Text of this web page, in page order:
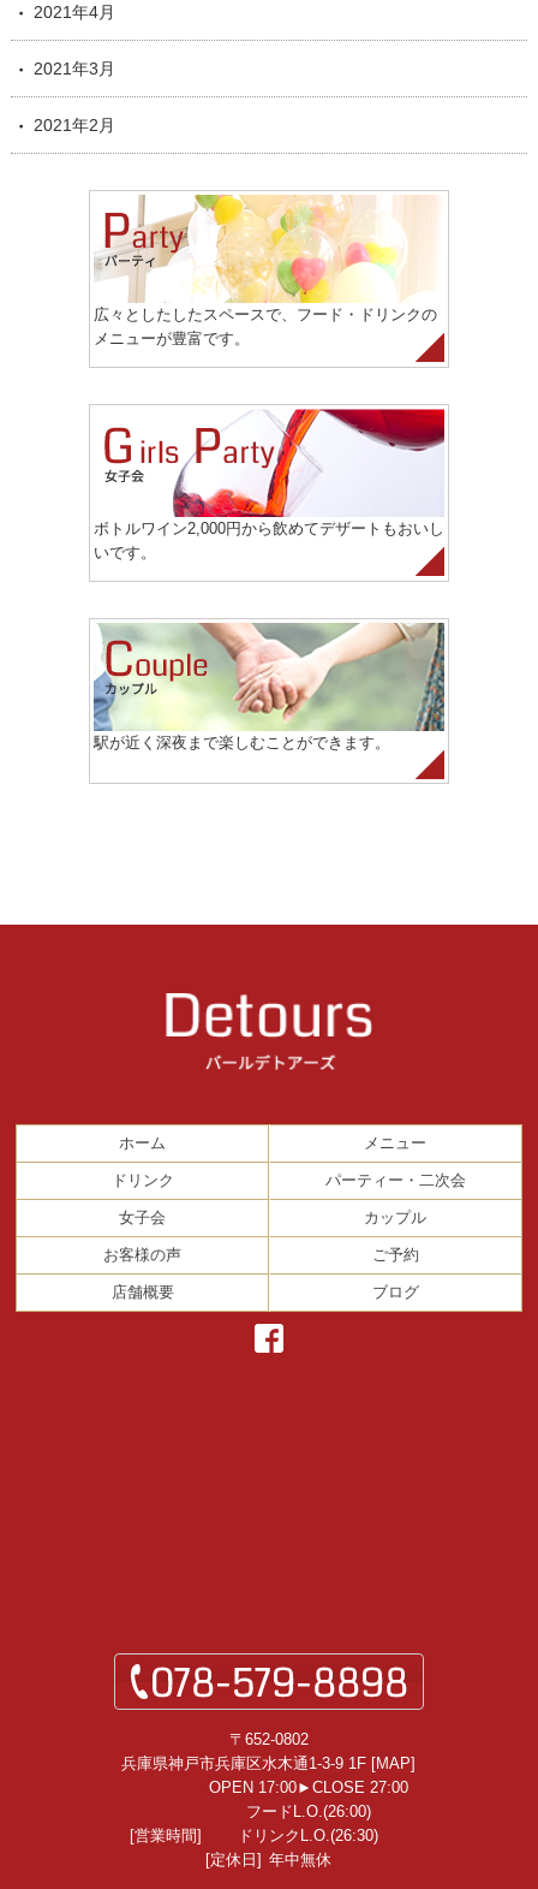
2021年4月
2021年3月
2021年2月
広々としたしたスペースで、フード・ドリンクの
メニューが豊富です。
ボトルワイン2,000円から飲めてデザートもおいし
いです。
駅が近く深夜まで楽しむことができます。
ホーム メニュー
ドリンク パーティー・二次会
女子会 カップル
お客様の声 ご予約
店舗概要 ブログ
〒652-0802
兵庫県神戸市兵庫区水木通1-3-9 1F [MAP]
[営業時間]
OPEN 17:00►CLOSE 27:00
フードL.O.(26:00)
ドリンクL.O.(26:30)
[定休日] 年中無休